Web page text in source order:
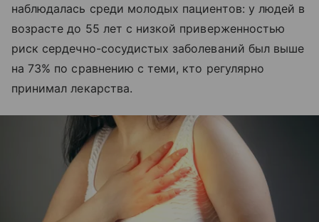
наблюдалась среди молодых пациентов: у людей в
возрасте до 55 лет с низкой приверженностью
риск сердечно-сосудистых заболеваний был выше
на 73% по сравнению с теми, кто регулярно
принимал лекарства.